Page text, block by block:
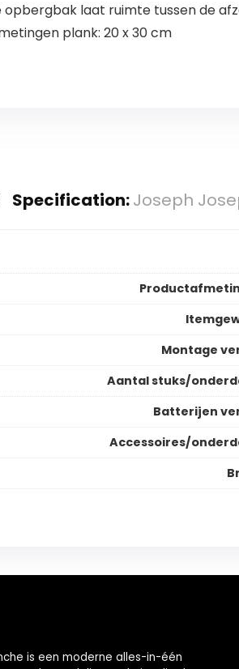
opbergbak laat ruimte tussen de
plank: 20 x 30 cm
Specification:Joseph
Montage
Aantal stuks/
Batterijen
Accessoires/
is een moderne alles-in-één